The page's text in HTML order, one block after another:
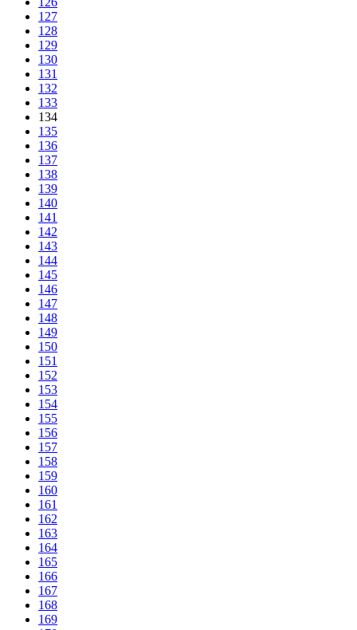
127
128
129
130
131
132
133
134
135
136
137
138
139
140
141
142
143
144
145
146
147
148
149
150
151
152
153
154
155
156
157
158
159
160
161
162
163
164
165
166
167
168
169